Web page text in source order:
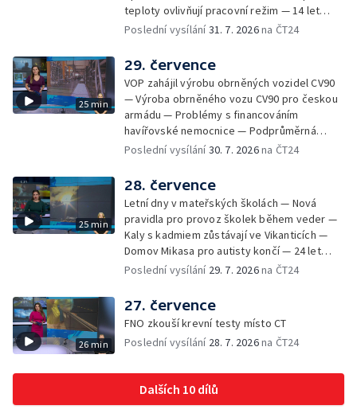
Sladké vzpomínky Opavska
teploty ovlivňují pracovní režim — 14 let
vězení za vraždu ženy ve Staříči/ —
— Podvodník připravil 17 lidí o 4 miliony —
DPO pořídí 70 nových elektrobusů — V
Olomouci přibude 20 elektrobusů —
Mistryně světa Kneblová zpět v Olomouci —
Mobilní kurníky pomáhají s kvalitou půdy —
Výběr ze sociálních sítí ČT — Nové varhany v
Rudě u Rýmařova
Poslední vysílání31. 7. 2026na ČT24
25 min
29. července
VOP zahájil výrobu obrněných vozidel CV90
— Výroba obrněného vozu CV90 pro českou
armádu — Problémy s financováním
havířovské nemocnice — Podprůměrná
návštěvnost koupališť v červenci — Do
Nedostatek krve v transfuzních stanicích —
Spor kvůli novému chodníku na Keprník —
Olomoucké shakespearovské léto
Poslední vysílání30. 7. 2026na ČT24
25 min
28. července
Letní dny v mateřských školách — Nová
pravidla pro provoz školek během veder —
Kaly s kadmiem zůstávají ve Vikanticích —
Domov Mikasa pro autisty končí — 24 let
vězení za zapálení ženy — Kybernetický
Gorol se chystá na festival — Nová
cyklostezka až na Slovensko — AI pomáhá
při endoskopii — Výběr ze sociálních sítí ČT
— Zemřela baletka Vlasta Pavelcová —
Jičíně
Poslední vysílání 29. 7. 2026na ČT24
26 min
27. července
FNO zkouší krevní testy místo CT
Poslední vysílání 28. 7. 2026na ČT24
Dalších 10 dílů